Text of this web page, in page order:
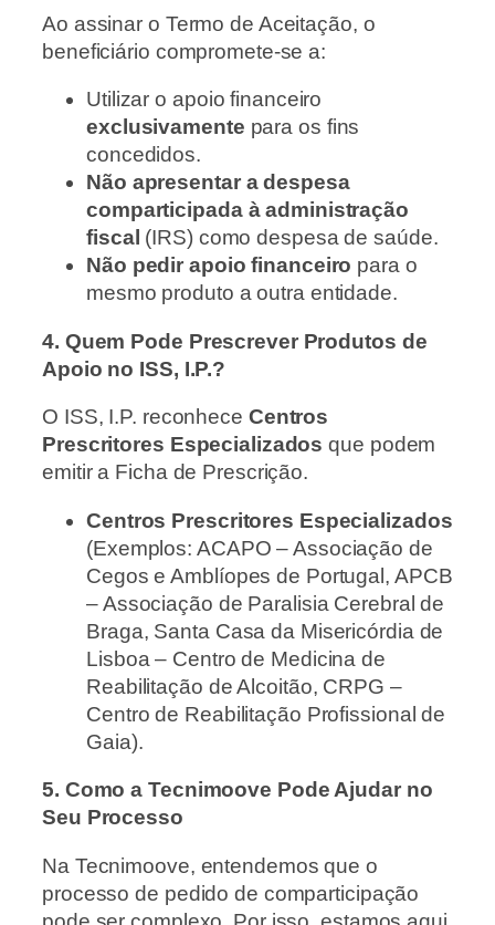
Ao assinar o Termo de Aceitação, o
beneficiário compromete-se a:
Utilizar o apoio financeiro
exclusivamente para os fins
concedidos.
Não apresentar a despesa
comparticipada à administração
fiscal (IRS) como despesa de saúde.
Não pedir apoio financeiro para o
mesmo produto a outra entidade.
4. Quem Pode Prescrever Produtos de
Apoio no ISS, I.P.?
O ISS, I.P. reconhece Centros
Prescritores Especializados que podem
emitir a Ficha de Prescrição.
Centros Prescritores Especializados
(Exemplos: ACAPO – Associação de
Cegos e Amblíopes de Portugal, APCB
– Associação de Paralisia Cerebral de
Braga, Santa Casa da Misericórdia de
Lisboa – Centro de Medicina de
Reabilitação de Alcoitão, CRPG –
Centro de Reabilitação Profissional de
Gaia).
5. Como a Tecnimoove Pode Ajudar no
Seu Processo
Na Tecnimoove, entendemos que o
processo de pedido de comparticipação